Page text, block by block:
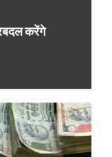
करेंगे